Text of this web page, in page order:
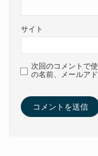
サイト
次回のコメントで
の名前、メールア